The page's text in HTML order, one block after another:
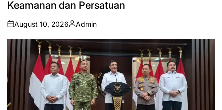
Keamanan dan Persatuan
on
August 10, 2026
Posted
by
Admin